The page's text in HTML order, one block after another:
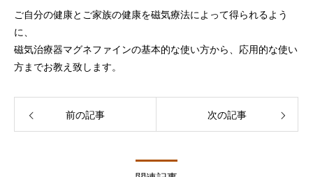
ご自分の健康とご家族の健康を磁気療法によって得られるよう
に、
磁気治療器マグネファインの基本的な使い方から、応用的な使い
方までお教え致します。
前の記事 次の記事